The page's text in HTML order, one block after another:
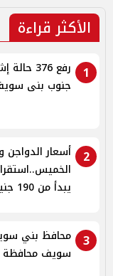
الأكثر قراءة
1
جنوب بنى
2
أسعار الدواجن
يبدأ من 190 جنيهًا
3
محافظ بني
سويف محافظة